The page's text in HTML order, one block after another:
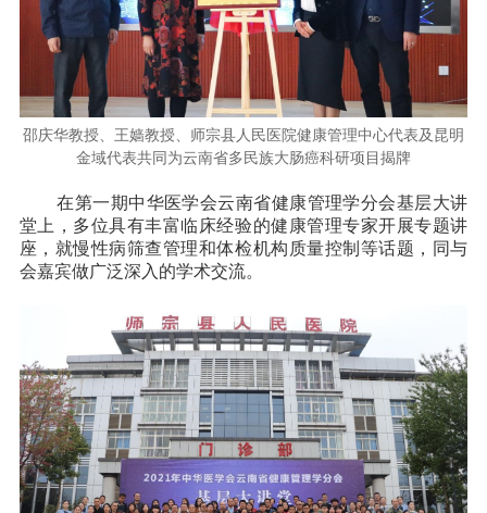
邵庆华教授、王嫱教授、师宗县人民医院健康管理中心代表及昆明
金域代表共同为云南省多民族大肠癌科研项目揭牌
在第一期中华医学会云南省健康管理学分会基层大讲
堂上，多位具有丰富临床经验的健康管理专家开展专题讲
座，就慢性病筛查管理和体检机构质量控制等话题，同与
会嘉宾做广泛深入的学术交流。